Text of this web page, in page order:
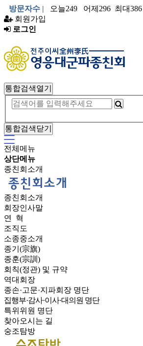
방문자수 | 오늘249 어제296 최대386
회원가입
로그인
통합검색열기
통합검색닫기
전체메뉴
상단메뉴
종친회소개
종친회소개
회장인사말
연 혁
조직도
소종중소개
종기(宗旗)
종훈(宗訓)
회칙(정관) 및 규약
역대회장
종손·고문·지파회장 명단
집행부·감사·이사·대의원 명단
특위위원 명단
찾아오시는 길
숭조탐방